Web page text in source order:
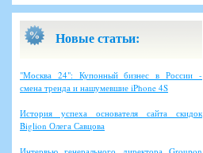
Новые статьи:
"Москва 24": Купонный бизнес в России -
смена тренда и нашумевшие iPhone 4S
История успеха основателя сайта скидок
Biglion Олега Савцова